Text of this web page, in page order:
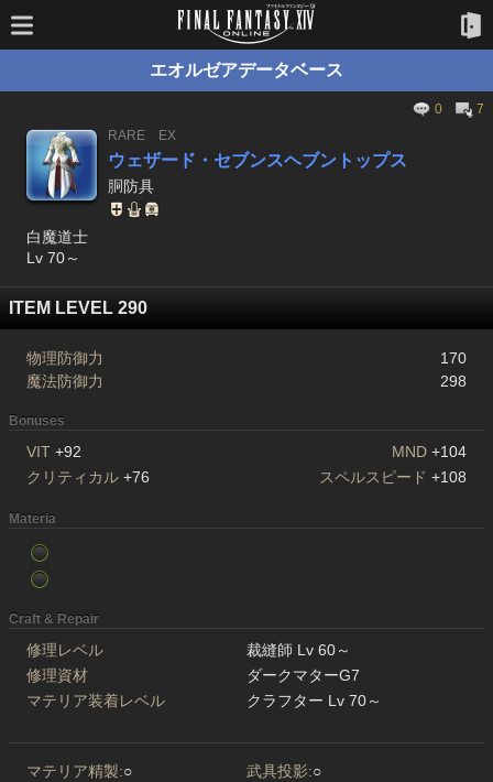
エオルゼアデータベース
0
7
RARE
EX
ウェザード・セブンスヘブントップス
胴防具
白魔道士
Lv 70～
ITEM LEVEL 290
物理防御力
170
魔法防御力
298
Bonuses
VIT +92 MND +104
クリティカル +76 スペルスピード +108
Materia
Craft & Repair
修理レベル
裁縫師 Lv 60～
修理資材
ダークマターG7
マテリア装着レベル
クラフター Lv 70～
マテリア精製:○ 武具投影:○